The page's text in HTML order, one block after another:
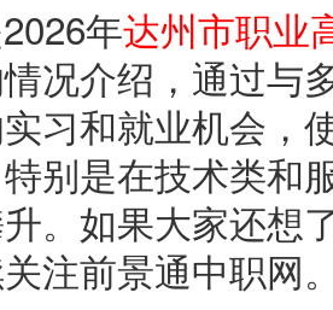
年达州市职业
况介绍，通过与
习和就业机会，
别是在技术类和
。如果大家还想
注前景通中职网